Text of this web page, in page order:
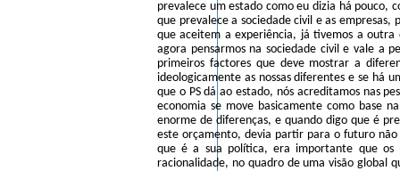
prevalece um estado como eu dizia há pouco,
que prevalece a sociedade civil e as
que aceitem a experiência, já tivemos a outra
agora pensarmos na sociedade civil e vale a
primeiros factores que deve mostrar a
ideologicamente as nossas diferentes e se há
que o PS dá ao estado, nós acreditamos nas
economia se move basicamente como base
enorme de diferenças, e quando digo que é
este orçamento, devia partir para o futuro
que é a sua política, era importante que os
racionalidade, no quadro de uma visão global